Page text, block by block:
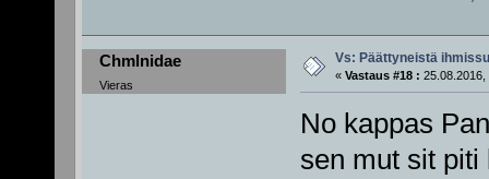
Chmlnidae
Vieras
Vs: Päättyneistä
« Vastaus #18 : 25.08.2016,
No kappas
sen mut sit piti